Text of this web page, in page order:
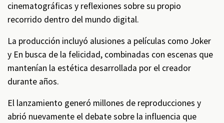
cinematográficas y reflexiones sobre su propio
recorrido dentro del mundo digital.
La producción incluyó alusiones a películas como Joker
y En busca de la felicidad, combinadas con escenas que
mantenían la estética desarrollada por el creador
durante años.
El lanzamiento generó millones de reproducciones y
abrió nuevamente el debate sobre la influencia que